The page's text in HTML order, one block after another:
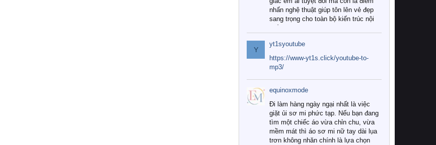
nhấn nghệ thuật giúp tôn lên vẻ đẹp
sang trọng cho toàn bộ kiến trúc nội
Tuy nhiên, giữa thị trường đa dạng
với vô vàn thương hiệu và mẫu mã
như hiện nay, làm thế nào để chọn
được những bộ chăn ga gối đệm cao
cấp thực sự chất lượng, phù hợp với
khí hậu và nhu cầu sử dụng của gia
đình? Hãy cùng chúng tôi đi tìm lời
giải đáp chi tiết qua bài viết dưới đây.
1. Tại sao các gia đình hiện đại lại ưa
chuộng chăn ga gối đệm cao cấp?
Y
yt1syoutube
https://www-yt1s.click/youtube-to-
mp3/
equinoxmode
Đi làm hàng ngày ngại nhất là việc
giặt ủi sơ mi phức tạp. Nếu bạn đang
tìm một chiếc áo vừa chỉn chu, vừa
mềm mát thì áo sơ mi nữ tay dài lụa
trơn không nhăn chính là lựa chọn